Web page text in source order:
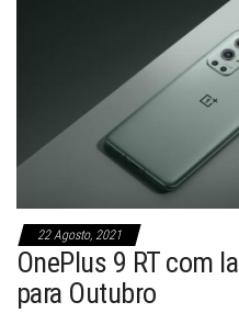
22 Agosto, 2021
OnePlus 9 RT com
para Outubro